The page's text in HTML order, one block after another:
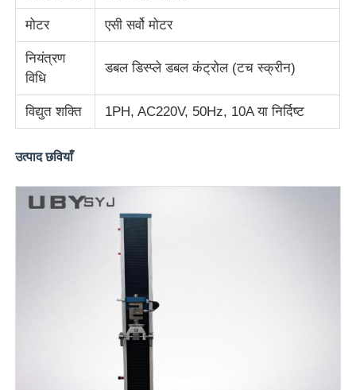
मोटर एसी सर्वो मोटर
नियंत्रण
विधि
डबल डिस्प्ले डबल कंट्रोल (टच स्क्रीन)
विद्युत शक्ति 1PH, AC220V, 50Hz, 10A या निर्दिष्ट
उत्पाद छवियाँ